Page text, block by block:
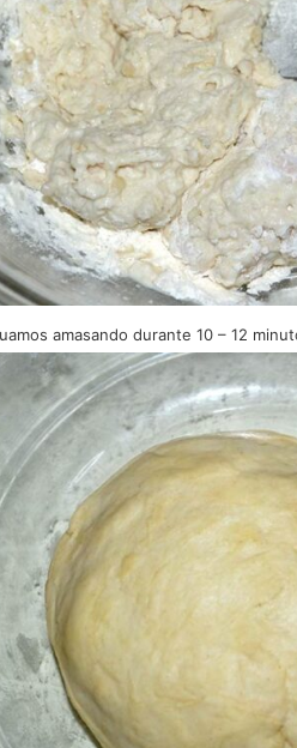
amasando durante 10 – 12